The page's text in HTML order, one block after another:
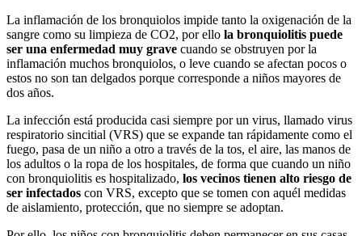
La inflamación de los bronquiolos impide tanto la oxigenación de la
sangre como su limpieza de CO2, por ello la bronquiolitis puede
ser una enfermedad muy grave cuando se obstruyen por la
inflamación muchos bronquiolos, o leve cuando se afectan pocos o
estos no son tan delgados porque corresponde a niños mayores de
dos años.
La infección está producida casi siempre por un virus, llamado virus
respiratorio sincitial (VRS) que se expande tan rápidamente como el
fuego, pasa de un niño a otro a través de la tos, el aire, las manos de
los adultos o la ropa de los hospitales, de forma que cuando un niño
con bronquiolitis es hospitalizado, los vecinos tienen alto riesgo de
ser infectados con VRS, excepto que se tomen con aquél medidas
de aislamiento, protección, que no siempre se adoptan.